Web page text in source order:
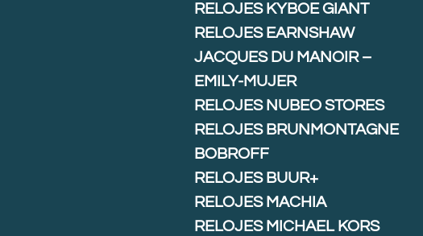
RELOJES KYBOE GIANT
RELOJES EARNSHAW
JACQUES DU MANOIR –
EMILY-MUJER
RELOJES NUBEO STORES
RELOJES BRUNMONTAGNE
BOBROFF
RELOJES BUUR+
RELOJES MACHIA
RELOJES MICHAEL KORS